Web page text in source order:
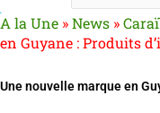
A la Une »News »
en Guyane : Produits
Une nouvelle marque en